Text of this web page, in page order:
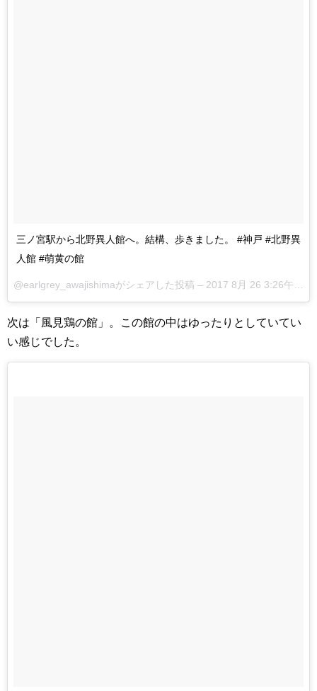
三ノ宮駅から北野異人館へ。結構、歩きました。 #神戸 #北野異
人館 #萌黄の館
@earlgrey_awajishimaがシェアした投稿 – 2017 8月 26 3:26午前 PDT
次は「風見鶏の館」。この館の中はゆったりとしていてい
い感じでした。